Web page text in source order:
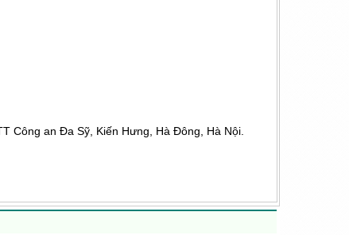
Công an Đa Sỹ, Kiến Hưng, Hà Đông, Hà Nội.